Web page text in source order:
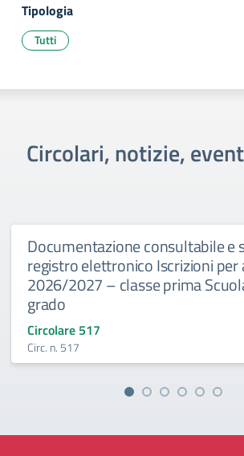
Tipologia
Tutti
Circolari, notizie,
Documentazione consultabile e
registro elettronico Iscrizioni per
2026/2027 – classe prima
grado
Circolare 517
Circ. n. 517